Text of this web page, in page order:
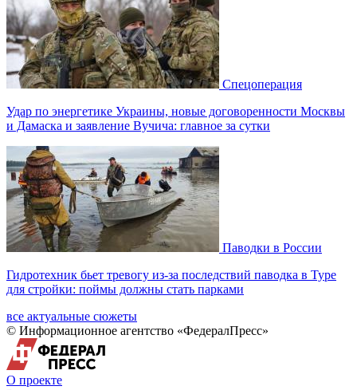
Спецоперация
Удар по энергетике Украины, новые договоренности Москвы
и Дамаска и заявление Вучича: главное за сутки
Паводки в России
Гидротехник бьет тревогу из-за последствий паводка в Туре
для стройки: поймы должны стать парками
все актуальные сюжеты
© Информационное агентство «ФедералПресс»
О проекте